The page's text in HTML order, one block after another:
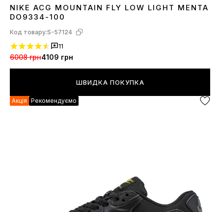
4041 424344
NIKE ACG MOUNTAIN FLY LOW LIGHT MENTA
DO9334-100
Код товару:S-57124
11
6008 грн4109 грн
ШВИДКА ПОКУПКА
Акція Рекомендуємо